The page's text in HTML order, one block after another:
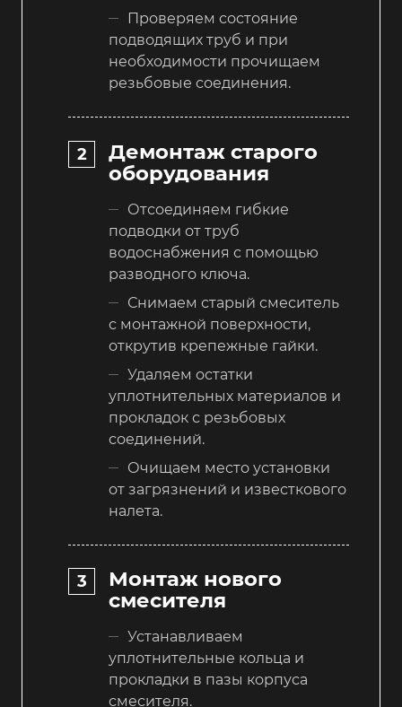
Проверяем состояние
подводящих труб и при
необходимости прочищаем
резьбовые соединения.
Демонтаж старого
оборудования
Отсоединяем гибкие
подводки от труб
водоснабжения с помощью
разводного ключа.
Снимаем старый смеситель
с монтажной поверхности,
открутив крепежные гайки.
Удаляем остатки
уплотнительных материалов и
прокладок с резьбовых
соединений.
Очищаем место установки
от загрязнений и известкового
налета.
Монтаж нового
смесителя
Устанавливаем
уплотнительные кольца и
прокладки в пазы корпуса
смесителя.